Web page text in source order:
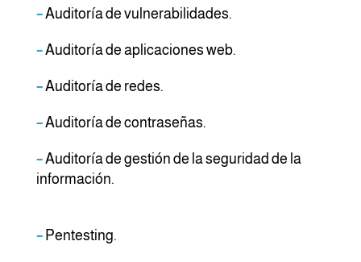
–Auditoría de vulnerabilidades.
–Auditoría de aplicaciones web.
–Auditoría de redes.
–Auditoría de contraseñas.
–Auditoría de gestión de la seguridad de la
información.
–Pentesting.